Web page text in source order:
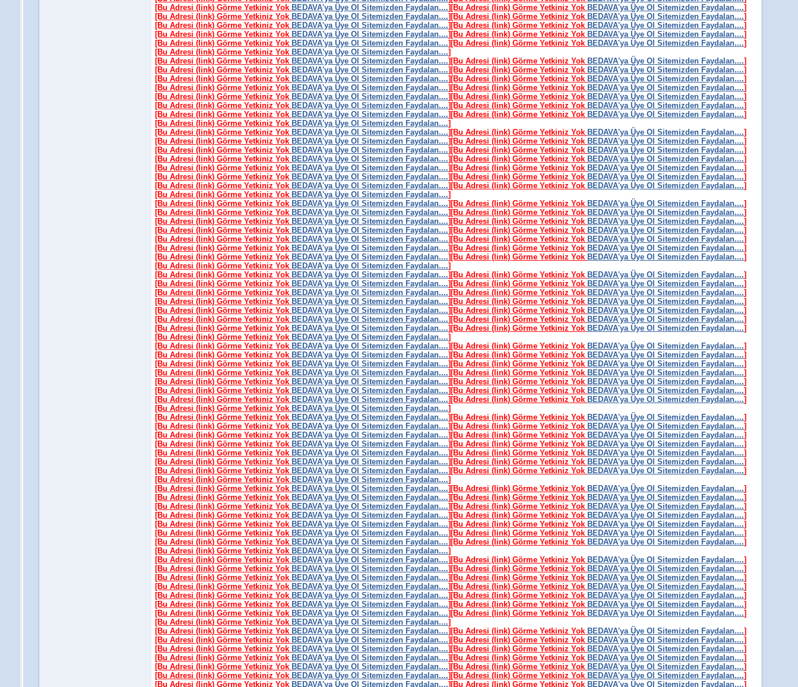
[Bu Adresi (link) Görme Yetkiniz Yok BEDAVA'ya Üye Ol Sitemizden Faydalan....] [Bu Adresi (link) Görme Yetkiniz Yok BEDAVA'ya Üye Ol Sitemizden Faydalan....]
[Bu Adresi (link) Görme Yetkiniz Yok BEDAVA'ya Üye Ol Sitemizden Faydalan....] [Bu Adresi (link) Görme Yetkiniz Yok BEDAVA'ya Üye Ol Sitemizden Faydalan....]
[Bu Adresi (link) Görme Yetkiniz Yok BEDAVA'ya Üye Ol Sitemizden Faydalan....] [Bu Adresi (link) Görme Yetkiniz Yok BEDAVA'ya Üye Ol Sitemizden Faydalan....]
[Bu Adresi (link) Görme Yetkiniz Yok BEDAVA'ya Üye Ol Sitemizden Faydalan....] [Bu Adresi (link) Görme Yetkiniz Yok BEDAVA'ya Üye Ol Sitemizden Faydalan....]
[Bu Adresi (link) Görme Yetkiniz Yok BEDAVA'ya Üye Ol Sitemizden Faydalan....] [Bu Adresi (link) Görme Yetkiniz Yok BEDAVA'ya Üye Ol Sitemizden Faydalan....]
[Bu Adresi (link) Görme Yetkiniz Yok BEDAVA'ya Üye Ol Sitemizden Faydalan....]
[Bu Adresi (link) Görme Yetkiniz Yok BEDAVA'ya Üye Ol Sitemizden Faydalan....] [Bu Adresi (link) Görme Yetkiniz Yok BEDAVA'ya Üye Ol Sitemizden Faydalan....]
[Bu Adresi (link) Görme Yetkiniz Yok BEDAVA'ya Üye Ol Sitemizden Faydalan....] [Bu Adresi (link) Görme Yetkiniz Yok BEDAVA'ya Üye Ol Sitemizden Faydalan....]
[Bu Adresi (link) Görme Yetkiniz Yok BEDAVA'ya Üye Ol Sitemizden Faydalan....] [Bu Adresi (link) Görme Yetkiniz Yok BEDAVA'ya Üye Ol Sitemizden Faydalan....]
[Bu Adresi (link) Görme Yetkiniz Yok BEDAVA'ya Üye Ol Sitemizden Faydalan....] [Bu Adresi (link) Görme Yetkiniz Yok BEDAVA'ya Üye Ol Sitemizden Faydalan....]
[Bu Adresi (link) Görme Yetkiniz Yok BEDAVA'ya Üye Ol Sitemizden Faydalan....] [Bu Adresi (link) Görme Yetkiniz Yok BEDAVA'ya Üye Ol Sitemizden Faydalan....]
[Bu Adresi (link) Görme Yetkiniz Yok BEDAVA'ya Üye Ol Sitemizden Faydalan....] [Bu Adresi (link) Görme Yetkiniz Yok BEDAVA'ya Üye Ol Sitemizden Faydalan....]
[Bu Adresi (link) Görme Yetkiniz Yok BEDAVA'ya Üye Ol Sitemizden Faydalan....] [Bu Adresi (link) Görme Yetkiniz Yok BEDAVA'ya Üye Ol Sitemizden Faydalan....]
[Bu Adresi (link) Görme Yetkiniz Yok BEDAVA'ya Üye Ol Sitemizden Faydalan....]
[Bu Adresi (link) Görme Yetkiniz Yok BEDAVA'ya Üye Ol Sitemizden Faydalan....] [Bu Adresi (link) Görme Yetkiniz Yok BEDAVA'ya Üye Ol Sitemizden Faydalan....]
[Bu Adresi (link) Görme Yetkiniz Yok BEDAVA'ya Üye Ol Sitemizden Faydalan....] [Bu Adresi (link) Görme Yetkiniz Yok BEDAVA'ya Üye Ol Sitemizden Faydalan....]
[Bu Adresi (link) Görme Yetkiniz Yok BEDAVA'ya Üye Ol Sitemizden Faydalan....] [Bu Adresi (link) Görme Yetkiniz Yok BEDAVA'ya Üye Ol Sitemizden Faydalan....]
[Bu Adresi (link) Görme Yetkiniz Yok BEDAVA'ya Üye Ol Sitemizden Faydalan....] [Bu Adresi (link) Görme Yetkiniz Yok BEDAVA'ya Üye Ol Sitemizden Faydalan....]
[Bu Adresi (link) Görme Yetkiniz Yok BEDAVA'ya Üye Ol Sitemizden Faydalan....] [Bu Adresi (link) Görme Yetkiniz Yok BEDAVA'ya Üye Ol Sitemizden Faydalan....]
[Bu Adresi (link) Görme Yetkiniz Yok BEDAVA'ya Üye Ol Sitemizden Faydalan....] [Bu Adresi (link) Görme Yetkiniz Yok BEDAVA'ya Üye Ol Sitemizden Faydalan....]
[Bu Adresi (link) Görme Yetkiniz Yok BEDAVA'ya Üye Ol Sitemizden Faydalan....] [Bu Adresi (link) Görme Yetkiniz Yok BEDAVA'ya Üye Ol Sitemizden Faydalan....]
[Bu Adresi (link) Görme Yetkiniz Yok BEDAVA'ya Üye Ol Sitemizden Faydalan....]
[Bu Adresi (link) Görme Yetkiniz Yok BEDAVA'ya Üye Ol Sitemizden Faydalan....] [Bu Adresi (link) Görme Yetkiniz Yok BEDAVA'ya Üye Ol Sitemizden Faydalan....]
[Bu Adresi (link) Görme Yetkiniz Yok BEDAVA'ya Üye Ol Sitemizden Faydalan....] [Bu Adresi (link) Görme Yetkiniz Yok BEDAVA'ya Üye Ol Sitemizden Faydalan....]
[Bu Adresi (link) Görme Yetkiniz Yok BEDAVA'ya Üye Ol Sitemizden Faydalan....] [Bu Adresi (link) Görme Yetkiniz Yok BEDAVA'ya Üye Ol Sitemizden Faydalan....]
[Bu Adresi (link) Görme Yetkiniz Yok BEDAVA'ya Üye Ol Sitemizden Faydalan....] [Bu Adresi (link) Görme Yetkiniz Yok BEDAVA'ya Üye Ol Sitemizden Faydalan....]
[Bu Adresi (link) Görme Yetkiniz Yok BEDAVA'ya Üye Ol Sitemizden Faydalan....] [Bu Adresi (link) Görme Yetkiniz Yok BEDAVA'ya Üye Ol Sitemizden Faydalan....]
[Bu Adresi (link) Görme Yetkiniz Yok BEDAVA'ya Üye Ol Sitemizden Faydalan....] [Bu Adresi (link) Görme Yetkiniz Yok BEDAVA'ya Üye Ol Sitemizden Faydalan....]
[Bu Adresi (link) Görme Yetkiniz Yok BEDAVA'ya Üye Ol Sitemizden Faydalan....] [Bu Adresi (link) Görme Yetkiniz Yok BEDAVA'ya Üye Ol Sitemizden Faydalan....]
[Bu Adresi (link) Görme Yetkiniz Yok BEDAVA'ya Üye Ol Sitemizden Faydalan....]
[Bu Adresi (link) Görme Yetkiniz Yok BEDAVA'ya Üye Ol Sitemizden Faydalan....] [Bu Adresi (link) Görme Yetkiniz Yok BEDAVA'ya Üye Ol Sitemizden Faydalan....]
[Bu Adresi (link) Görme Yetkiniz Yok BEDAVA'ya Üye Ol Sitemizden Faydalan....] [Bu Adresi (link) Görme Yetkiniz Yok BEDAVA'ya Üye Ol Sitemizden Faydalan....]
[Bu Adresi (link) Görme Yetkiniz Yok BEDAVA'ya Üye Ol Sitemizden Faydalan....] [Bu Adresi (link) Görme Yetkiniz Yok BEDAVA'ya Üye Ol Sitemizden Faydalan....]
[Bu Adresi (link) Görme Yetkiniz Yok BEDAVA'ya Üye Ol Sitemizden Faydalan....] [Bu Adresi (link) Görme Yetkiniz Yok BEDAVA'ya Üye Ol Sitemizden Faydalan....]
[Bu Adresi (link) Görme Yetkiniz Yok BEDAVA'ya Üye Ol Sitemizden Faydalan....] [Bu Adresi (link) Görme Yetkiniz Yok BEDAVA'ya Üye Ol Sitemizden Faydalan....]
[Bu Adresi (link) Görme Yetkiniz Yok BEDAVA'ya Üye Ol Sitemizden Faydalan....] [Bu Adresi (link) Görme Yetkiniz Yok BEDAVA'ya Üye Ol Sitemizden Faydalan....]
[Bu Adresi (link) Görme Yetkiniz Yok BEDAVA'ya Üye Ol Sitemizden Faydalan....] [Bu Adresi (link) Görme Yetkiniz Yok BEDAVA'ya Üye Ol Sitemizden Faydalan....]
[Bu Adresi (link) Görme Yetkiniz Yok BEDAVA'ya Üye Ol Sitemizden Faydalan....]
[Bu Adresi (link) Görme Yetkiniz Yok BEDAVA'ya Üye Ol Sitemizden Faydalan....] [Bu Adresi (link) Görme Yetkiniz Yok BEDAVA'ya Üye Ol Sitemizden Faydalan....]
[Bu Adresi (link) Görme Yetkiniz Yok BEDAVA'ya Üye Ol Sitemizden Faydalan....] [Bu Adresi (link) Görme Yetkiniz Yok BEDAVA'ya Üye Ol Sitemizden Faydalan....]
[Bu Adresi (link) Görme Yetkiniz Yok BEDAVA'ya Üye Ol Sitemizden Faydalan....] [Bu Adresi (link) Görme Yetkiniz Yok BEDAVA'ya Üye Ol Sitemizden Faydalan....]
[Bu Adresi (link) Görme Yetkiniz Yok BEDAVA'ya Üye Ol Sitemizden Faydalan....] [Bu Adresi (link) Görme Yetkiniz Yok BEDAVA'ya Üye Ol Sitemizden Faydalan....]
[Bu Adresi (link) Görme Yetkiniz Yok BEDAVA'ya Üye Ol Sitemizden Faydalan....] [Bu Adresi (link) Görme Yetkiniz Yok BEDAVA'ya Üye Ol Sitemizden Faydalan....]
[Bu Adresi (link) Görme Yetkiniz Yok BEDAVA'ya Üye Ol Sitemizden Faydalan....] [Bu Adresi (link) Görme Yetkiniz Yok BEDAVA'ya Üye Ol Sitemizden Faydalan....]
[Bu Adresi (link) Görme Yetkiniz Yok BEDAVA'ya Üye Ol Sitemizden Faydalan....] [Bu Adresi (link) Görme Yetkiniz Yok BEDAVA'ya Üye Ol Sitemizden Faydalan....]
[Bu Adresi (link) Görme Yetkiniz Yok BEDAVA'ya Üye Ol Sitemizden Faydalan....]
[Bu Adresi (link) Görme Yetkiniz Yok BEDAVA'ya Üye Ol Sitemizden Faydalan....] [Bu Adresi (link) Görme Yetkiniz Yok BEDAVA'ya Üye Ol Sitemizden Faydalan....]
[Bu Adresi (link) Görme Yetkiniz Yok BEDAVA'ya Üye Ol Sitemizden Faydalan....] [Bu Adresi (link) Görme Yetkiniz Yok BEDAVA'ya Üye Ol Sitemizden Faydalan....]
[Bu Adresi (link) Görme Yetkiniz Yok BEDAVA'ya Üye Ol Sitemizden Faydalan....] [Bu Adresi (link) Görme Yetkiniz Yok BEDAVA'ya Üye Ol Sitemizden Faydalan....]
[Bu Adresi (link) Görme Yetkiniz Yok BEDAVA'ya Üye Ol Sitemizden Faydalan....] [Bu Adresi (link) Görme Yetkiniz Yok BEDAVA'ya Üye Ol Sitemizden Faydalan....]
[Bu Adresi (link) Görme Yetkiniz Yok BEDAVA'ya Üye Ol Sitemizden Faydalan....] [Bu Adresi (link) Görme Yetkiniz Yok BEDAVA'ya Üye Ol Sitemizden Faydalan....]
[Bu Adresi (link) Görme Yetkiniz Yok BEDAVA'ya Üye Ol Sitemizden Faydalan....] [Bu Adresi (link) Görme Yetkiniz Yok BEDAVA'ya Üye Ol Sitemizden Faydalan....]
[Bu Adresi (link) Görme Yetkiniz Yok BEDAVA'ya Üye Ol Sitemizden Faydalan....] [Bu Adresi (link) Görme Yetkiniz Yok BEDAVA'ya Üye Ol Sitemizden Faydalan....]
[Bu Adresi (link) Görme Yetkiniz Yok BEDAVA'ya Üye Ol Sitemizden Faydalan....]
[Bu Adresi (link) Görme Yetkiniz Yok BEDAVA'ya Üye Ol Sitemizden Faydalan....] [Bu Adresi (link) Görme Yetkiniz Yok BEDAVA'ya Üye Ol Sitemizden Faydalan....]
[Bu Adresi (link) Görme Yetkiniz Yok BEDAVA'ya Üye Ol Sitemizden Faydalan....] [Bu Adresi (link) Görme Yetkiniz Yok BEDAVA'ya Üye Ol Sitemizden Faydalan....]
[Bu Adresi (link) Görme Yetkiniz Yok BEDAVA'ya Üye Ol Sitemizden Faydalan....] [Bu Adresi (link) Görme Yetkiniz Yok BEDAVA'ya Üye Ol Sitemizden Faydalan....]
[Bu Adresi (link) Görme Yetkiniz Yok BEDAVA'ya Üye Ol Sitemizden Faydalan....] [Bu Adresi (link) Görme Yetkiniz Yok BEDAVA'ya Üye Ol Sitemizden Faydalan....]
[Bu Adresi (link) Görme Yetkiniz Yok BEDAVA'ya Üye Ol Sitemizden Faydalan....] [Bu Adresi (link) Görme Yetkiniz Yok BEDAVA'ya Üye Ol Sitemizden Faydalan....]
[Bu Adresi (link) Görme Yetkiniz Yok BEDAVA'ya Üye Ol Sitemizden Faydalan....] [Bu Adresi (link) Görme Yetkiniz Yok BEDAVA'ya Üye Ol Sitemizden Faydalan....]
[Bu Adresi (link) Görme Yetkiniz Yok BEDAVA'ya Üye Ol Sitemizden Faydalan....] [Bu Adresi (link) Görme Yetkiniz Yok BEDAVA'ya Üye Ol Sitemizden Faydalan....]
[Bu Adresi (link) Görme Yetkiniz Yok BEDAVA'ya Üye Ol Sitemizden Faydalan....]
[Bu Adresi (link) Görme Yetkiniz Yok BEDAVA'ya Üye Ol Sitemizden Faydalan....] [Bu Adresi (link) Görme Yetkiniz Yok BEDAVA'ya Üye Ol Sitemizden Faydalan....]
[Bu Adresi (link) Görme Yetkiniz Yok BEDAVA'ya Üye Ol Sitemizden Faydalan....] [Bu Adresi (link) Görme Yetkiniz Yok BEDAVA'ya Üye Ol Sitemizden Faydalan....]
[Bu Adresi (link) Görme Yetkiniz Yok BEDAVA'ya Üye Ol Sitemizden Faydalan....] [Bu Adresi (link) Görme Yetkiniz Yok BEDAVA'ya Üye Ol Sitemizden Faydalan....]
[Bu Adresi (link) Görme Yetkiniz Yok BEDAVA'ya Üye Ol Sitemizden Faydalan....] [Bu Adresi (link) Görme Yetkiniz Yok BEDAVA'ya Üye Ol Sitemizden Faydalan....]
[Bu Adresi (link) Görme Yetkiniz Yok BEDAVA'ya Üye Ol Sitemizden Faydalan....] [Bu Adresi (link) Görme Yetkiniz Yok BEDAVA'ya Üye Ol Sitemizden Faydalan....]
[Bu Adresi (link) Görme Yetkiniz Yok BEDAVA'ya Üye Ol Sitemizden Faydalan....] [Bu Adresi (link) Görme Yetkiniz Yok BEDAVA'ya Üye Ol Sitemizden Faydalan....]
[Bu Adresi (link) Görme Yetkiniz Yok BEDAVA'ya Üye Ol Sitemizden Faydalan....] [Bu Adresi (link) Görme Yetkiniz Yok BEDAVA'ya Üye Ol Sitemizden Faydalan....]
[Bu Adresi (link) Görme Yetkiniz Yok BEDAVA'ya Üye Ol Sitemizden Faydalan....]
[Bu Adresi (link) Görme Yetkiniz Yok BEDAVA'ya Üye Ol Sitemizden Faydalan....] [Bu Adresi (link) Görme Yetkiniz Yok BEDAVA'ya Üye Ol Sitemizden Faydalan....]
[Bu Adresi (link) Görme Yetkiniz Yok BEDAVA'ya Üye Ol Sitemizden Faydalan....] [Bu Adresi (link) Görme Yetkiniz Yok BEDAVA'ya Üye Ol Sitemizden Faydalan....]
[Bu Adresi (link) Görme Yetkiniz Yok BEDAVA'ya Üye Ol Sitemizden Faydalan....] [Bu Adresi (link) Görme Yetkiniz Yok BEDAVA'ya Üye Ol Sitemizden Faydalan....]
[Bu Adresi (link) Görme Yetkiniz Yok BEDAVA'ya Üye Ol Sitemizden Faydalan....] [Bu Adresi (link) Görme Yetkiniz Yok BEDAVA'ya Üye Ol Sitemizden Faydalan....]
[Bu Adresi (link) Görme Yetkiniz Yok BEDAVA'ya Üye Ol Sitemizden Faydalan....] [Bu Adresi (link) Görme Yetkiniz Yok BEDAVA'ya Üye Ol Sitemizden Faydalan....]
[Bu Adresi (link) Görme Yetkiniz Yok BEDAVA'ya Üye Ol Sitemizden Faydalan....] [Bu Adresi (link) Görme Yetkiniz Yok BEDAVA'ya Üye Ol Sitemizden Faydalan....]
[Bu Adresi (link) Görme Yetkiniz Yok BEDAVA'ya Üye Ol Sitemizden Faydalan....] [Bu Adresi (link) Görme Yetkiniz Yok BEDAVA'ya Üye Ol Sitemizden Faydalan....]